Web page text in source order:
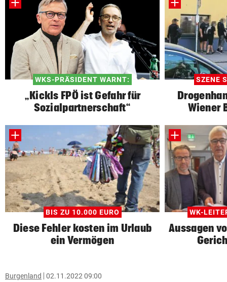
WKS-PRÄSIDENT WARNT:
„Kickls FPÖ ist Gefahr für
Sozialpartnerschaft“
SZENE
Wiener
BIS ZU 10.000 EURO
Diese Fehler kosten im Urlaub
ein Vermögen
WK-
Aussagen
Burgenland 02.11.2022 09:00